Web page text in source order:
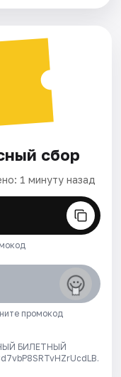
сбор
1 минуту назад
промокод
БИЛЕТНЫЙ